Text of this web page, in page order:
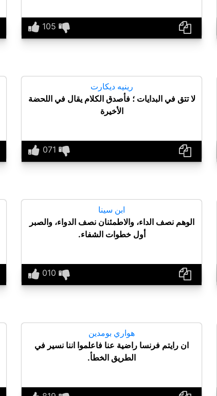
رينيه ديكارت
لا تتق في البدايات ؛ فأصدق الكلام يقال في اللحضة
الأخيرة
ابن سينا
الوهم نصف الداء، والاطمئنان نصف الدواء، والصبر
أول خطوات الشفاء.
هواري بومدين
ان رايتم فرنسا راضية عنا فاعلموا اننا نسير في
الطريق الخطأ.